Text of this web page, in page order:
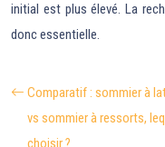
initial est plus élevé. La
donc essentielle.
Comparatif : sommier à
vs sommier à ressorts,
choisir ?